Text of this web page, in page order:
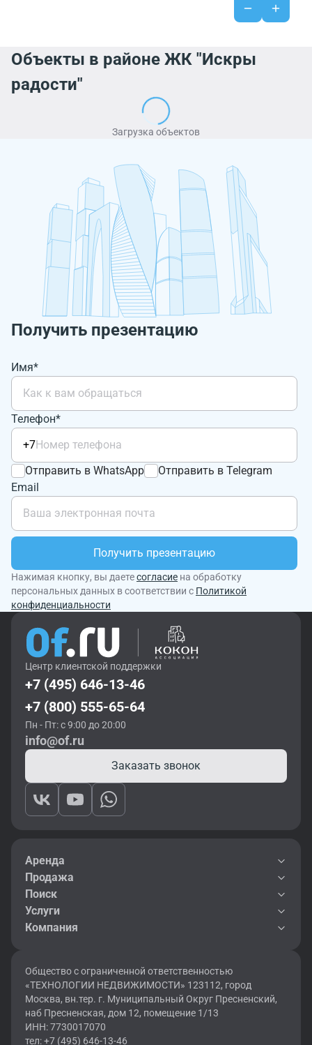
Объекты в районе ЖК "Искры
радости"
Загрузка объектов
Получить презентацию
Имя*
Телефон*
+7
Отправить в WhatsApp
Отправить в Telegram
Email
Получить презентацию
Нажимая кнопку, вы даетесогласие на обработку
персональных данных в соответствии с Политикой
конфиденциальности
Центр клиентской поддержки
+7 (495) 646-13-46
+7 (800) 555-65-64
Пн - Пт: с 9:00 до 20:00
info@of.ru
Заказать звонок
Аренда
Продажа
Поиск
Услуги
Компания
Общество с ограниченной ответственностью
«ТЕХНОЛОГИИ НЕДВИЖИМОСТИ» 123112, город
Москва, вн.тер. г. Муниципальный Округ Пресненский,
наб Пресненская, дом 12, помещение 1/13
ИНН: 7730017070
тел: +7 (495) 646-13-46